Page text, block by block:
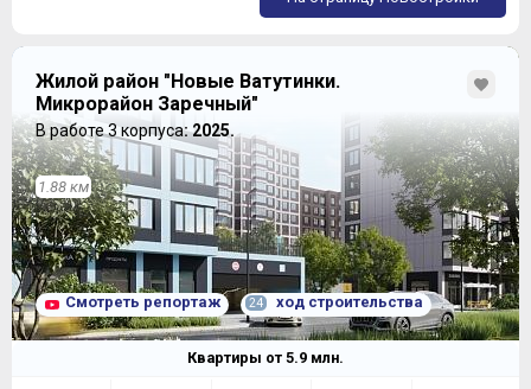
Жилой район "Новые Ватутинки.
Микрорайон Заречный"
В работе 3 корпуса: 2025.
1.88 км
Смотреть репортаж 24 ход строительства
Квартиры от 5.9 млн.